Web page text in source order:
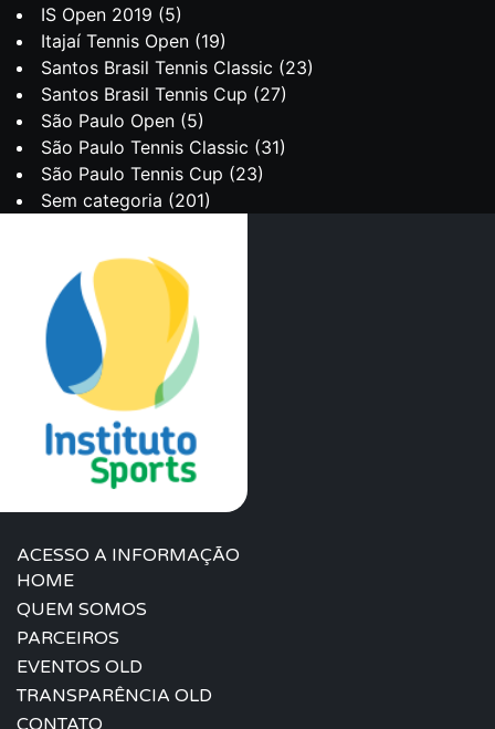
IS Open 2019 (5)
Itajaí Tennis Open (19)
Santos Brasil Tennis Classic (23)
Santos Brasil Tennis Cup (27)
São Paulo Open (5)
São Paulo Tennis Classic (31)
São Paulo Tennis Cup (23)
Sem categoria (201)
ACESSO A INFORMAÇÃO
HOME
QUEM SOMOS
PARCEIROS
EVENTOS OLD
TRANSPARÊNCIA OLD
CONTATO